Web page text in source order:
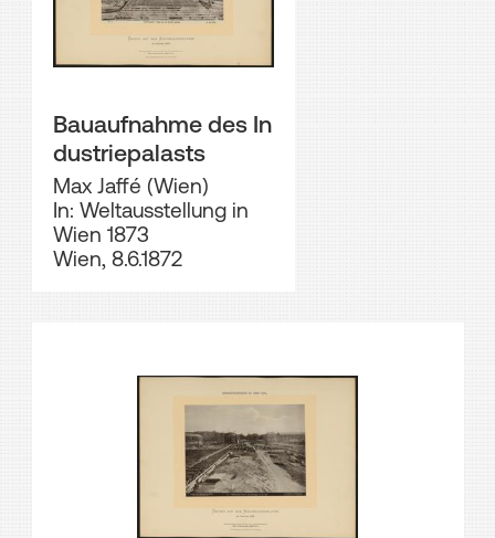
Bauaufnahme des In
dustriepalasts
Max Jaffé (Wien)
In: Weltausstellung in
Wien 1873
Wien, 8.6.1872